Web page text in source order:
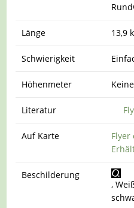
Länge 13,9
Schwierigkeit
Höhenmeter Keine
Literatur
Auf Karte
Flyer
Beschilderung
,